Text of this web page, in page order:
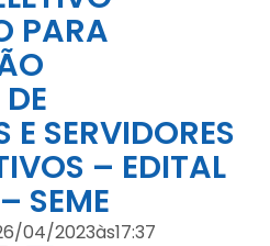
PARA
E SERVIDORES
– EDITAL
SEME
04/2023às17:37